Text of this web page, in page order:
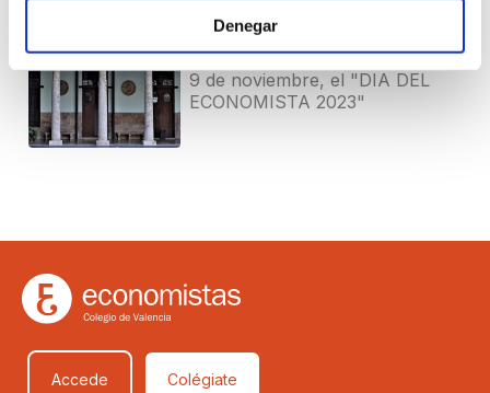
Denegar
23 OCTUBRE 2023
El COEV celebrará el próximo
9 de noviembre, el "DIA DEL
ECONOMISTA 2023"
Accede Colégiate